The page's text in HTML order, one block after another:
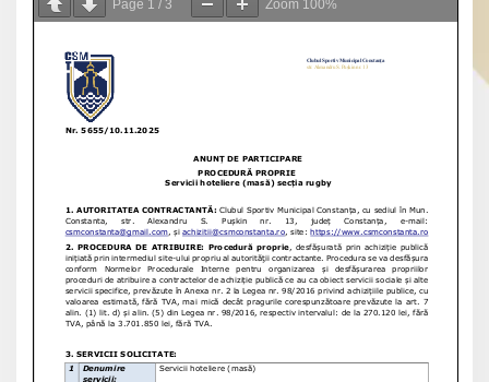
Page 1 / 3 Zoom 100%